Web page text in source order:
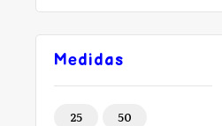
Medidas
25 50